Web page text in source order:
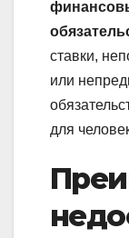
ставки,
или
для